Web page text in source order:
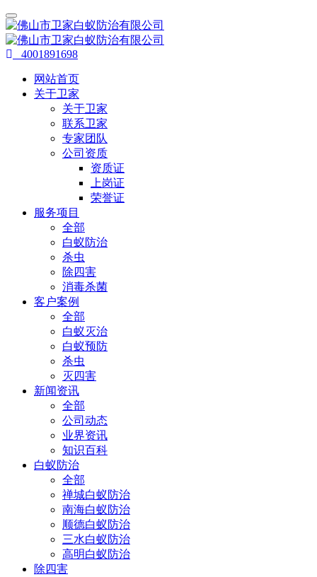
4001891698
网站首页
关于卫家
关于卫家
联系卫家
专家团队
公司资质
资质证
上岗证
荣誉证
服务项目
全部
白蚁防治
杀虫
除四害
消毒杀菌
客户案例
全部
白蚁灭治
白蚁预防
杀虫
灭四害
新闻资讯
全部
公司动态
业界资讯
知识百科
白蚁防治
全部
禅城白蚁防治
南海白蚁防治
顺德白蚁防治
三水白蚁防治
高明白蚁防治
除四害